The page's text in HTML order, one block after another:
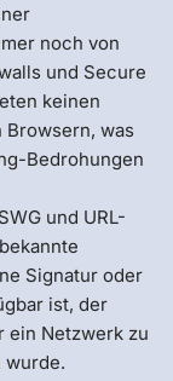
noch von
und Secure
keinen
was
Bedrohungen
und URL-
Signatur oder
ist, der
ein Netzwerk zu
wurde.